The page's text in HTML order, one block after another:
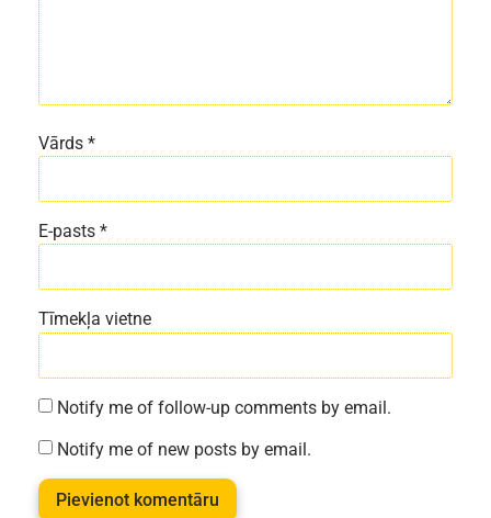
Vārds *
E-pasts *
Tīmekļa vietne
Notify me of follow-up comments by email.
Notify me of new posts by email.